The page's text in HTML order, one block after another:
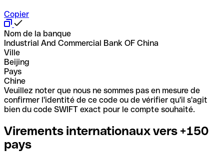
Copier
Nom de la banque
Industrial And Commercial Bank OF China
Ville
Beijing
Pays
Chine
Veuillez noter que nous ne sommes pas en mesure de
confirmer l'identité de ce code ou de vérifier qu'il s'agit
bien du code SWIFT exact pour le compte souhaité.
Virements internationaux vers +150
pays